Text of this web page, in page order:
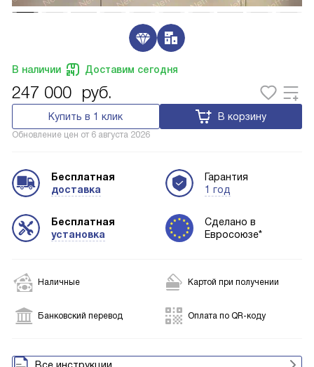
В наличии Доставим сегодня
247 000 руб.
Купить в 1 клик В корзину
Обновление цен от 6 августа 2026
Бесплатная
доставка
Бесплатная
установка
Гарантия
1 год
Сделано в
Евросоюзе*
Наличные Картой при получении
Банковский перевод Оплата по QR-коду